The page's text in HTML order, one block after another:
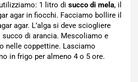
1 litro di succo di mela, il
agar in fiocchi. Facciamo bollire il
agar. L’alga si deve sciogliere
succo di arancia. Mescoliamo e
nelle coppettine. Lasciamo
in frigo per almeno 4 o 5 ore.